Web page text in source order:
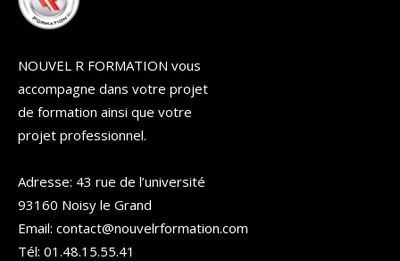
NOUVEL R FORMATION vous
accompagne dans votre projet
de formation ainsi que votre
projet professionnel.
Adresse: 43 rue de l’université
93160 Noisy le Grand
Email: contact@nouvelrformation.com
Tél: 01.48.15.55.41